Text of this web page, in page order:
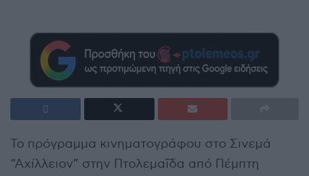
Το πρόγραμμα κινηματογράφου στο Σινεμά
“Αχίλλειον” στην Πτολεμαΐδα από Πέμπτη